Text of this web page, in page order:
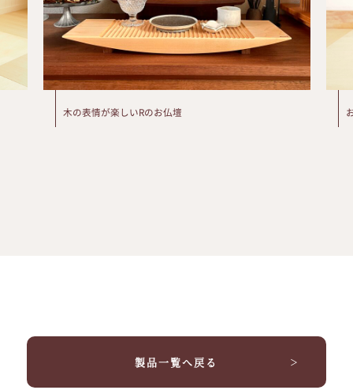
木の表情が楽しいRのお仏壇
製品一覧へ戻る ＞